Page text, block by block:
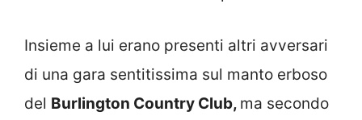
Insieme a lui erano presenti altri avversari
di una gara sentitissima sul manto erboso
del Burlington Country Club, ma secondo